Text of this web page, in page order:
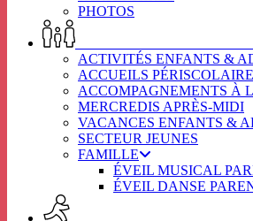
PHOTOS
ACTIVITÉS ENFANTS &
ACCUEILS
ACCOMPAGNEMENTS À
MERCREDIS APRÈS-MIDI
VACANCES ENFANTS &
SECTEUR JEUNES
FAMILLE
ÉVEIL MUSICAL
ÉVEIL DANSE